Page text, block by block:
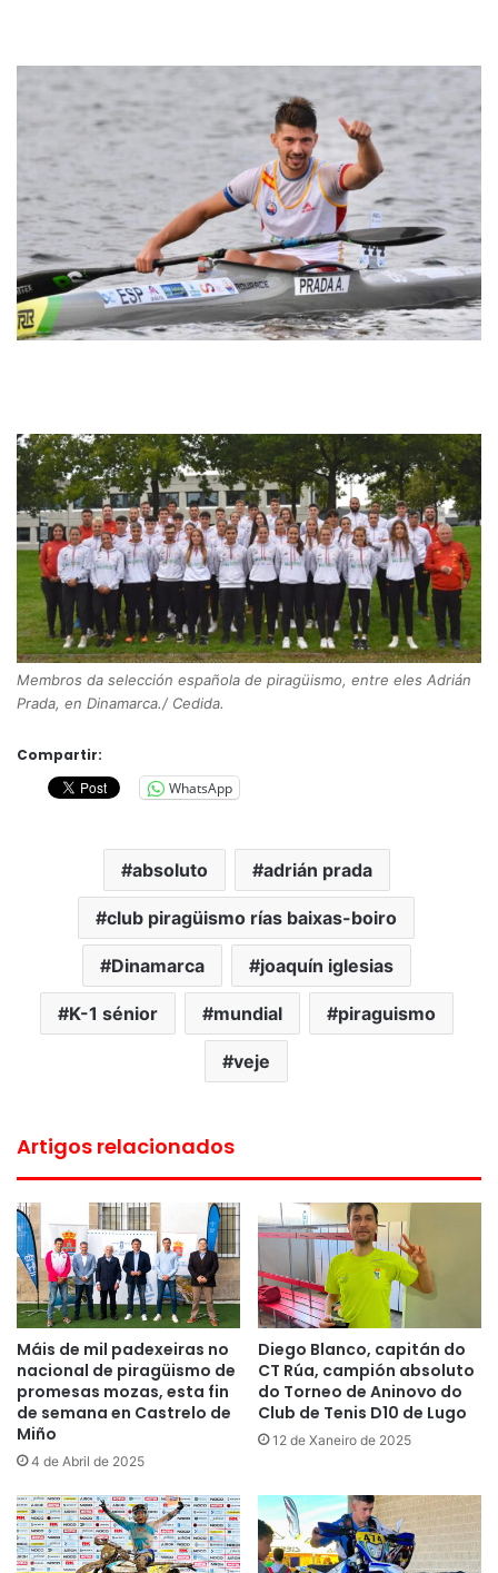
Membros da selección española de piragüismo, entre eles Adrián
Prada, en Dinamarca./ Cedida.
Compartir:
WhatsApp
absoluto adrián prada
club piragüismo rías baixas-boiro
Dinamarca joaquín iglesias
K-1 sénior mundial piraguismo
veje
Artigos relacionados
Máis de mil padexeiras no
nacional de piragüismo de
promesas mozas, esta fin
de semana en Castrelo de
Miño
4 de Abril de 2025
Diego Blanco, capitán do
CT Rúa, campión absoluto
do Torneo de Aninovo do
Club de Tenis D10 de Lugo
12 de Xaneiro de 2025